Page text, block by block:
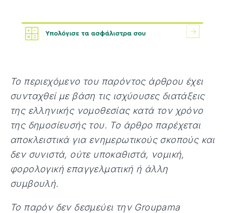
Το περιεχόμενο του παρόντος άρθρου έχει
συνταχθεί με βάση τις ισχύουσες διατάξεις
της ελληνικής νομοθεσίας κατά τον χρόνο
της δημοσίευσής του. Το άρθρο παρέχεται
αποκλειστικά για ενημερωτικούς σκοπούς και
δεν συνιστά, ούτε υποκαθιστά, νομική,
φορολογική επαγγελματική ή άλλη
συμβουλή.
Το παρόν δεν δεσμεύει την Groupama